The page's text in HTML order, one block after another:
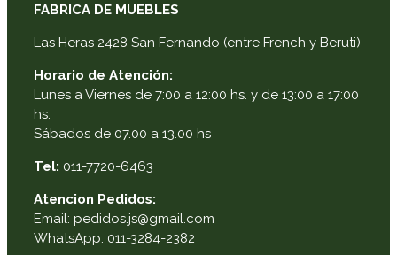
FABRICA DE MUEBLES
Las Heras 2428 San Fernando (entre French y Beruti)
Horario de Atención:
Lunes a Viernes de 7:00 a 12:00 hs. y de 13:00 a 17:00
hs.
Sábados de 07.00 a 13.00 hs
Tel: 011-7720-6463
Atencion Pedidos:
Email: pedidos.js@gmail.com
WhatsApp: 011-3284-2382